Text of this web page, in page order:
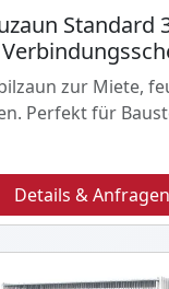
Standard
zur Miete,
Perfekt für
Details & Anfragen